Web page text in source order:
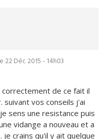
22 Déc 2015 - 14h03
de ce fait il
vos conseils j'ai
sens une resistance puis
vidange a nouveau et a
je crains qu'il y ait quelque